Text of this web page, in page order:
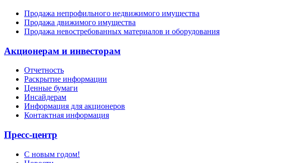
Продажа непрофильного недвижимого имущества
Продажа движимого имущества
Продажа невостребованных материалов и оборудования
Акционерам и инвесторам
Отчетность
Раскрытие информации
Ценные бумаги
Инсайдерам
Информация для акционеров
Контактная информация
Пресс-центр
С новым годом!